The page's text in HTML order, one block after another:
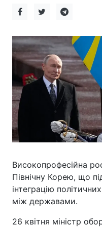
Високопрофесійна
Північну Корею, що
інтеграцію
між державами.
26 квітня міністр